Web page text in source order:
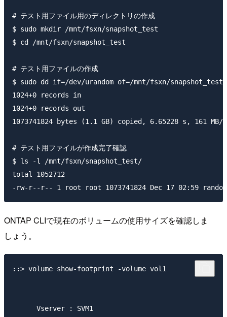
# テスト用ファイル用のディレクトリの作成
$ sudo mkdir /mnt/fsxn/snapshot_test
$ cd /mnt/fsxn/snapshot_test
# テスト用ファイルの作成
$ sudo dd if=/dev/urandom of=/mnt/fsxn/snapshot_test/
1024+0 records in
1024+0 records out
1073741824 bytes (1.1 GB) copied, 6.65228 s, 161 MB/s
# テスト用ファイルが作成完了確認
$ ls -l /mnt/fsxn/snapshot_test/
total 1052712
ONTAP CLIで現在のボリュームの使用サイズを確認しま
しょう。
::> volume show-footprint -volume vol1
      Vserver : SVM1